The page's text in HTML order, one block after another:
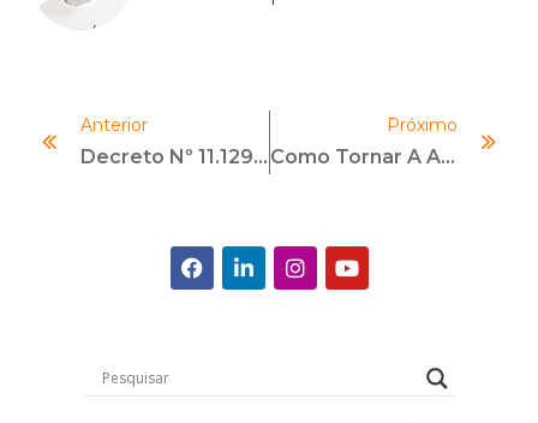
Anterior
Decreto Nº 11.129/2022 – Regulamentando A “Lei Anticorrupção”
Próximo
Como Tornar A Agenda ESG Uma Realidade Nas Organizações